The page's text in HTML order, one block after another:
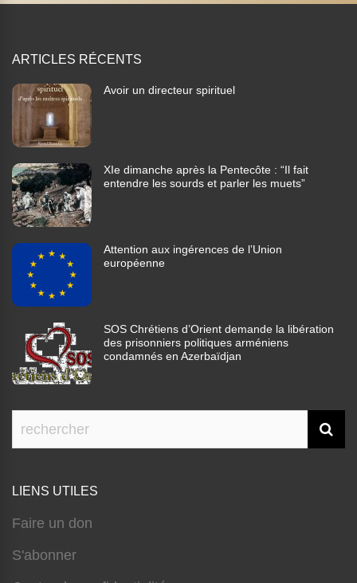
ARTICLES RÉCENTS
Avoir un directeur spirituel
XIe dimanche après la Pentecôte : “Il fait
entendre les sourds et parler les muets”
Attention aux ingérences de l’Union
européenne
SOS Chrétiens d’Orient demande la libération
des prisonniers politiques arméniens
condamnés en Azerbaïdjan
LIENS UTILES
Faire un don
S'abonner